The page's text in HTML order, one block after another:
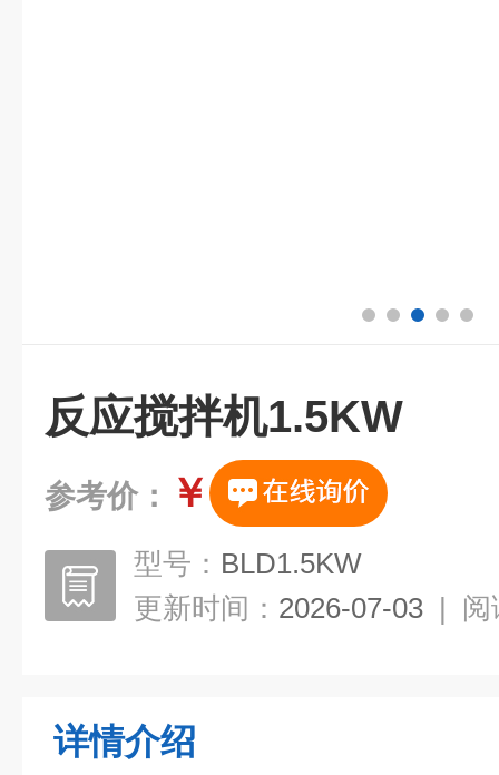
反应搅拌机1.5KW
参考价： ￥
型号： BLD1.5KW
更新时间： 2026-07-03 | 阅
详情介绍